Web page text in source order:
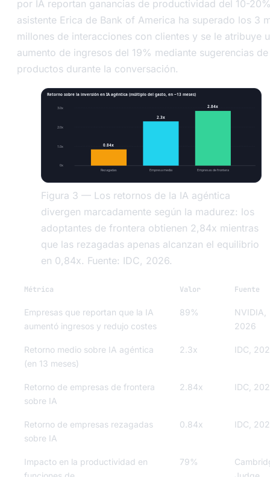
por IA reportan ganancias de productividad del 10-
asistente Erica de Bank of America ha superado los 3
millones de interacciones con clientes y se le atribuye
aumento de ingresos del 19% mediante sugerencias de
productos durante la conversación.
Retorno sobre la inversión en IA agéntica (múltiplo del gasto, en ~13 meses)
3.0x
2.0x
1.0x
0x
0.84x
Rezagadas
2.3x
Empresa media
2.84x
Empresas de frontera
Figura 3 — Los retornos de la IA agéntica
divergen marcadamente según la madurez: los
adoptantes de frontera obtienen 2,84x mientras
que las rezagadas apenas alcanzan el equilibrio
en 0,84x. Fuente: IDC, 2026.
Métrica Valor Fuente
Empresas que reportan que la IA
aumentó ingresos y redujo costes
89%
NVIDIA,
2026
Retorno medio sobre IA agéntica
(en 13 meses)
2.3x IDC,
Retorno de empresas de frontera
sobre IA
2.84x IDC,
Retorno de empresas rezagadas
sobre IA
0.84x IDC,
Impacto en la productividad en
79%